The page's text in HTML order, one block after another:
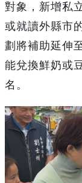
對象，新增私
或就讀外縣市
劃將補助延伸
能兌換鮮奶或
名。